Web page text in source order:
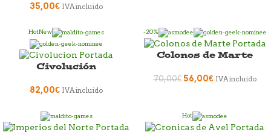
35,00€ IVA incluido
HotNew
Civolución
82,00€ IVA incluido
-20%
Colonos de Marte
70,00€ 56,00€ IVA incluido
Hot